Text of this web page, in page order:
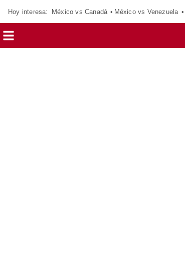
Hoy interesa: México vs Canadá México vs Venezuela